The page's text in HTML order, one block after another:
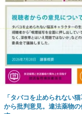
「タバコを止められない
から批判意見。違法薬物